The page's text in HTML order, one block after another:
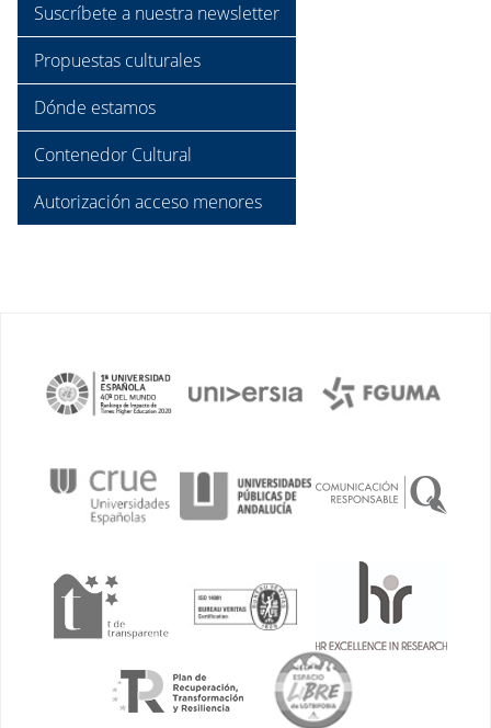
Suscríbete a nuestra newsletter
Propuestas culturales
Dónde estamos
Contenedor Cultural
Autorización acceso menores